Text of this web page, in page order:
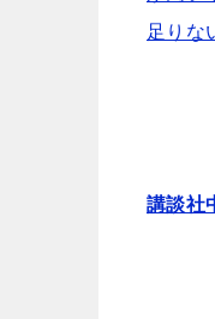
足りな
講談社